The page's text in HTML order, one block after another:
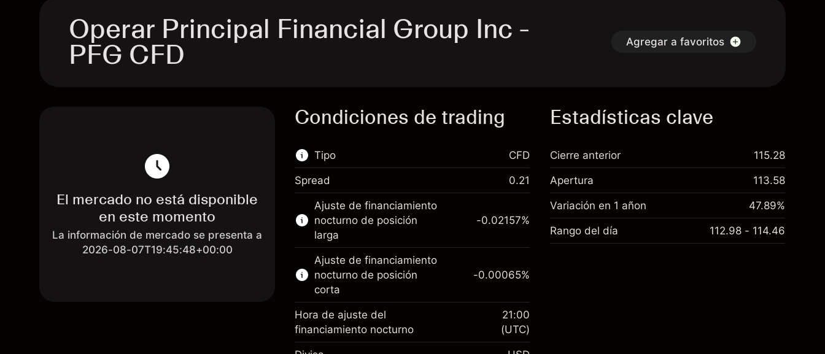
Operar Principal Financial Group Inc -
PFG CFD Agregar a favoritos
El mercado no está disponible
en este momento
La información de mercado se presenta a
2026-08-07T19:45:48+00:00
Condiciones de trading
Tipo
Este mercado financiero está disponible para
hacer trading con CFD.
Obtén más información sobre:
CFD
CFD
Spread 0.21
Ajuste de financiamiento
nocturno de posición
larga
Margen. Tu inversión
$1,000.00
-0.02157%
Ajuste de financiamiento
nocturno de posición
corta
-0.00065%
Hora de ajuste del
financiamiento nocturno
21:00
(UTC)
Estadísticas clave
Cierre anterior 115.28
Apertura 113.58
Variación en 1 añon 47.89%
Rango del día 112.98 - 114.46